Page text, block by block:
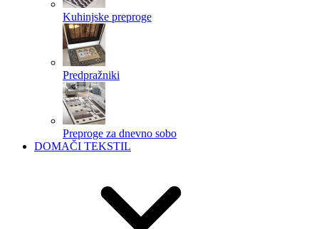
Kuhinjske preproge
Predpražniki
Preproge za dnevno sobo
DOMAČI TEKSTIL